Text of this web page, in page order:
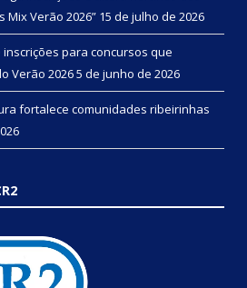
Mix Verão 2026” 15 de julho de 2026
para concursos que
Verão 20265 de junho de 2026
fortalece comunidades ribeirinhas